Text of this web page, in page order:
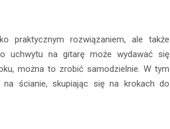
praktycznym rozwiązaniem, ale także
uchwytu na gitarę może wydawać się
można to zrobić samodzielnie. W tym
ścianie, skupiając się na krokach do